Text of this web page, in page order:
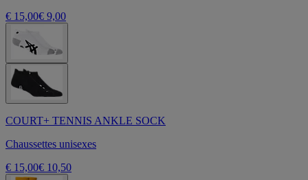
€ 15,00€ 9,00
COURT+ TENNIS ANKLE SOCK
Chaussettes unisexes
€ 15,00€ 10,50